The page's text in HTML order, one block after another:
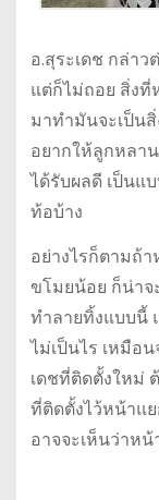
อ.สุระเดช กล่า
แต่ก็ไม่ถอย สิ่งที่
มาทำมันจะเป็น
อยากให้ลูกหลา
ได้รับผลดี เป็นแ
ท้อบ้าง
อย่างไรก็ตามถ้
ขโมยน้อย ก็น่า
ทำลายทิ้งแบบนี้
ไม่เป็นไร เหมือ
เดชที่ติดตั้งใหม่
ที่ติดตั้งไว้หน้าแ
อาจจะเห็นว่าห